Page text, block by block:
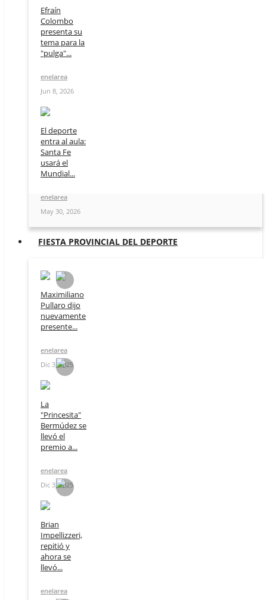
Efraín
Colombo
presenta su
tema para la
"pulga"...
enelarea
Jun 8, 2026
El deporte
entra al aula:
Santa Fe
usará el
Mundial...
enelarea
May 30, 2026
FIESTA PROVINCIAL DEL DEPORTE
Maximiliano
Pullaro dijo
nuevamente
presente...
enelarea
Dic 3, 2025
La
"Princesita"
Bermúdez se
llevó el
premio a...
enelarea
Dic 3, 2025
Brian
Impellizzeri,
repitió y
ahora se
llevó...
enelarea